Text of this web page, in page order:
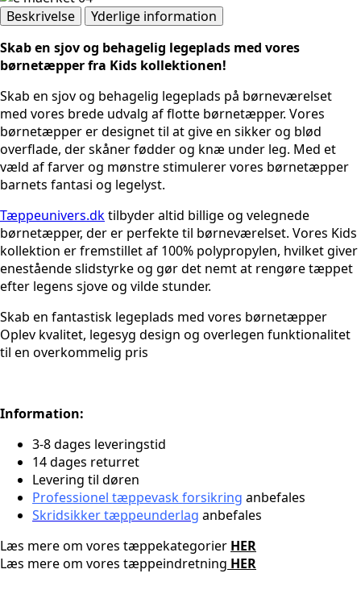
Beskrivelse
Yderlige information
Skab en sjov og behagelig legeplads med vores
børnetæpper fra Kids kollektionen!
Skab en sjov og behagelig legeplads på børneværelset
med vores brede udvalg af flotte børnetæpper. Vores
børnetæpper er designet til at give en sikker og blød
overflade, der skåner fødder og knæ under leg. Med et
væld af farver og mønstre stimulerer vores børnetæpper
barnets fantasi og legelyst.
Tæppeunivers.dktilbyder altid billige og velegnede
børnetæpper, der er perfekte til børneværelset. Vores Kids
kollektion er fremstillet af 100% polypropylen, hvilket giver
enestående slidstyrke og gør det nemt at rengøre tæppet
efter legens sjove og vilde stunder.
Skab en fantastisk legeplads med vores børnetæpper
Oplev kvalitet, legesyg design og overlegen funktionalitet
til en overkommelig pris
Information:
3-8 dages leveringstid
14 dages returret
Levering til døren
Professionel tæppevask forsikring anbefales
Skridsikker tæppeunderlag anbefales
Læs mere om vores tæppekategorier HER
Læs mere om vores tæppeindretning HER